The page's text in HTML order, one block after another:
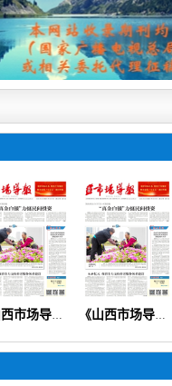
《山西市场导报》（思政党建教育教学财会经济医学健康科普） 《山西市场导报》